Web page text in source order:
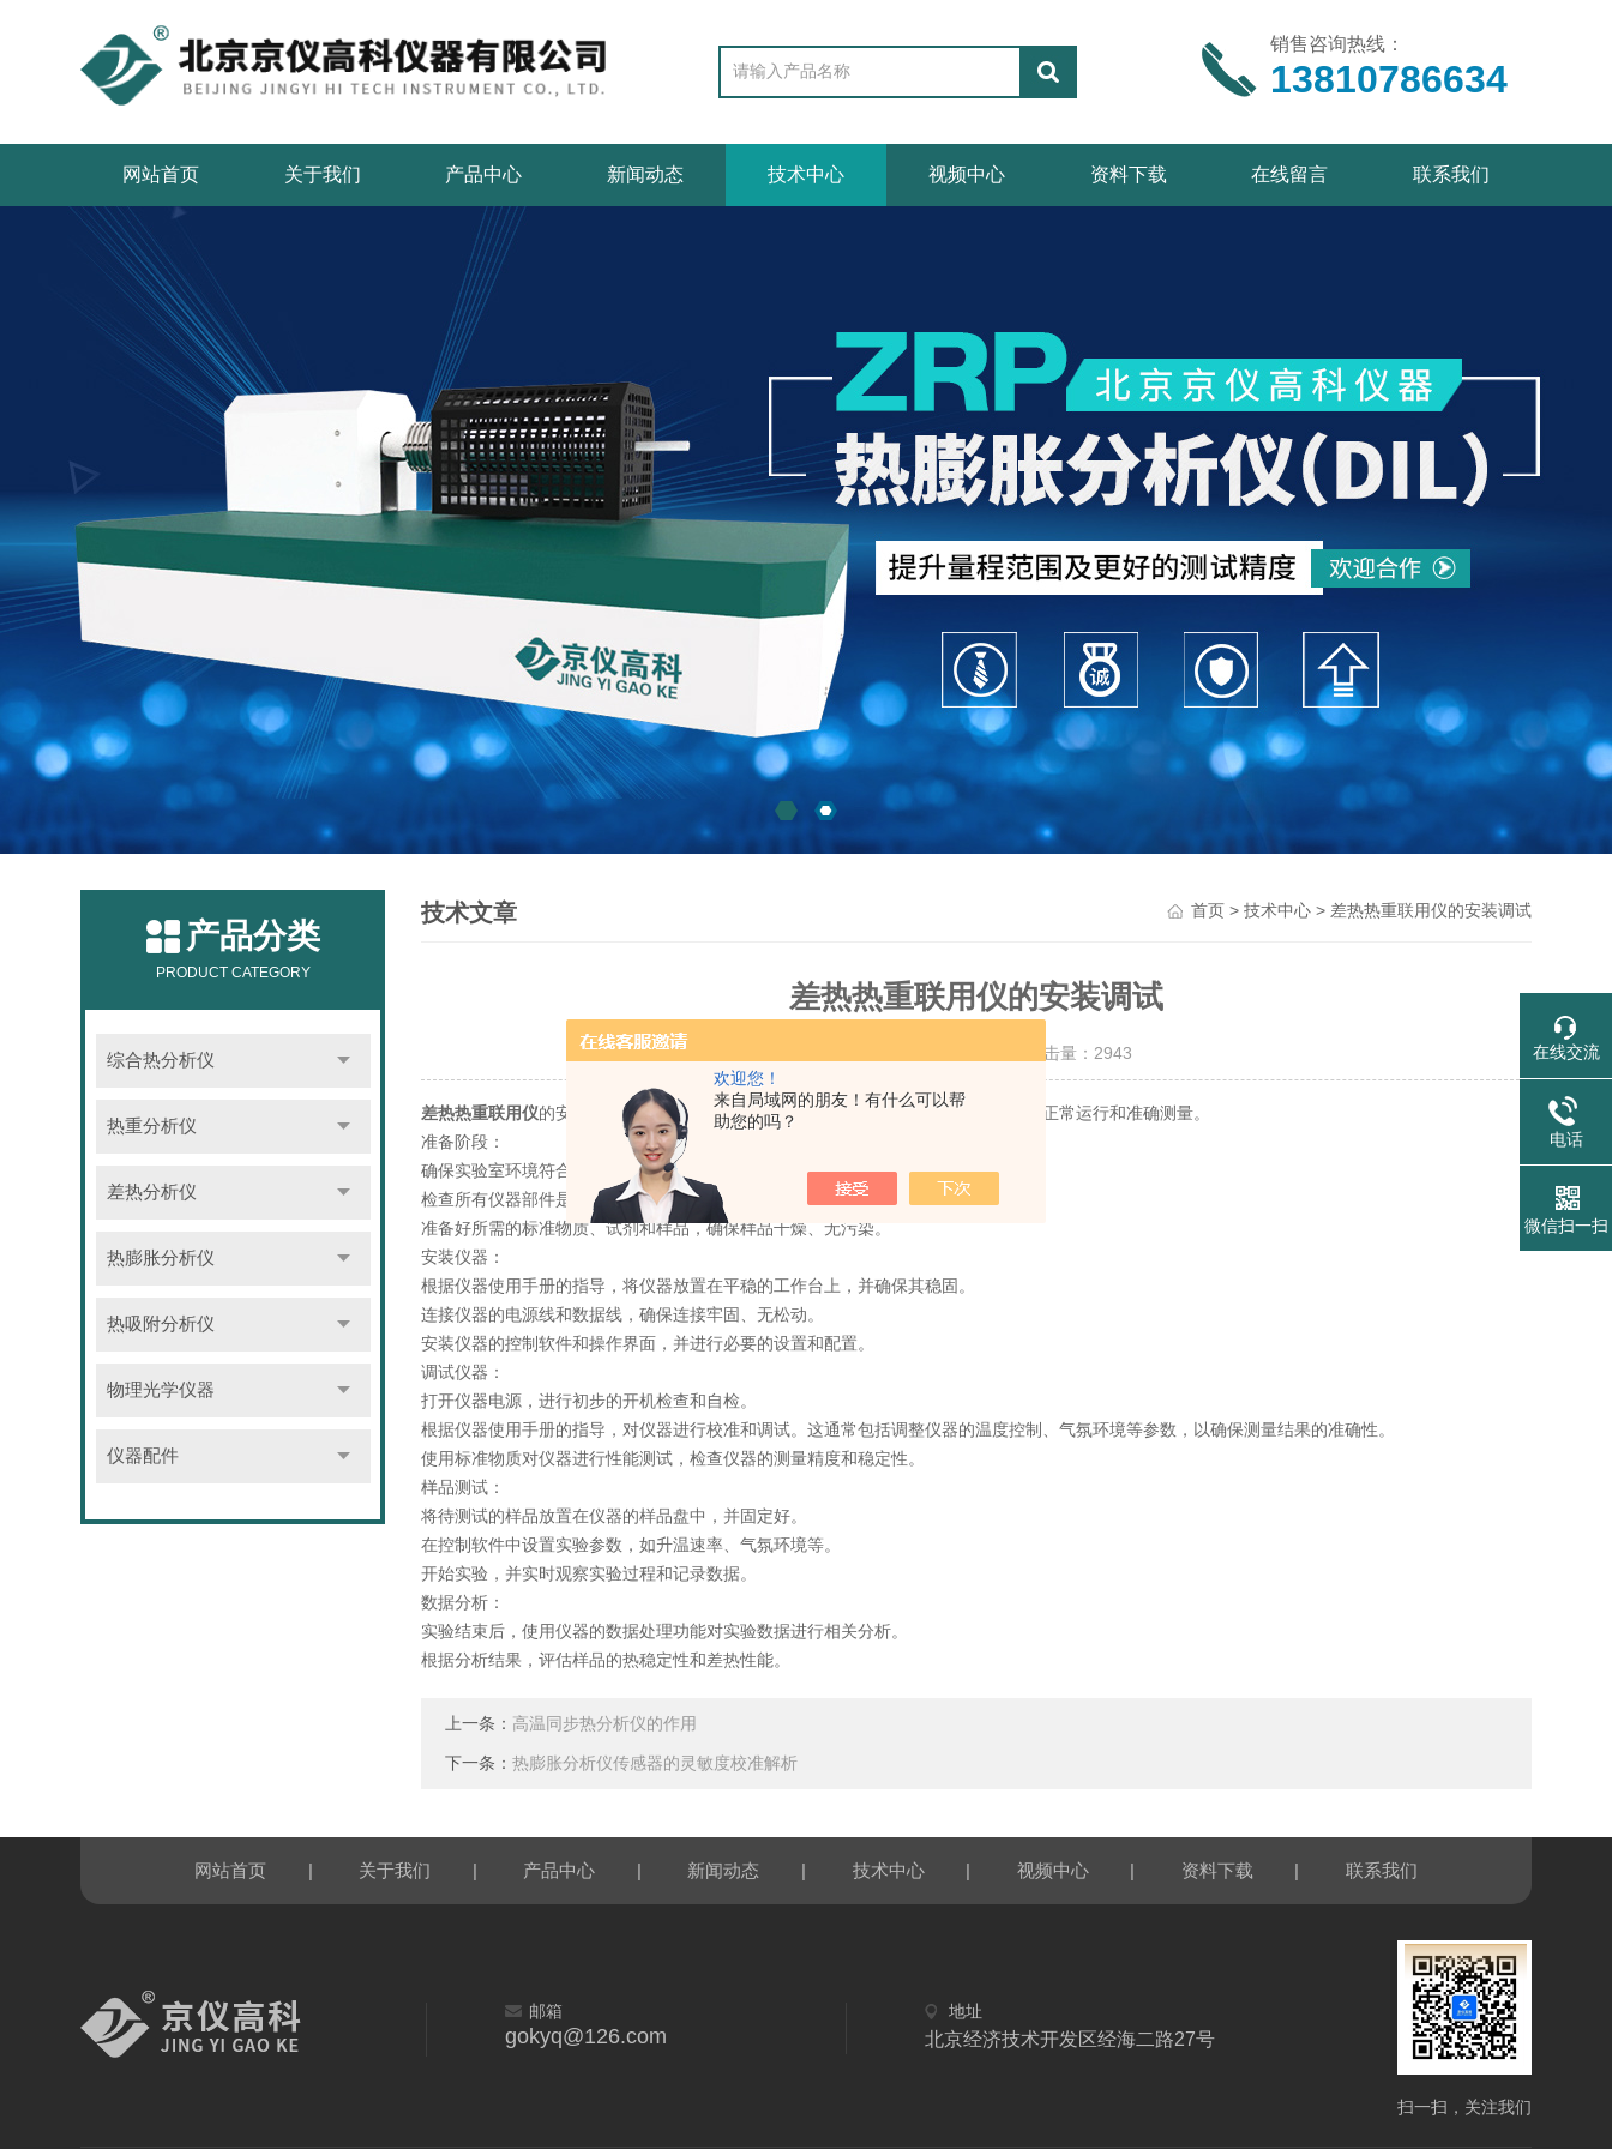
欢迎您！
来自局域网的朋友！有什么可以帮
助您的吗？
销售咨询热线：
13810786634
网站首页 关于我们 产品中心 新闻动态 技术中心 视频中心 资料下载 在线留言 联系我们
产品分类
PRODUCT CATEGORY
综合热分析仪
热重分析仪
差热分析仪
热膨胀分析仪
热吸附分析仪
物理光学仪器
仪器配件
技术文章 首页> 技术中心> 差热热重联用仪的安装调试
差热热重联用仪的安装调试
更新时间：2024-04-25 点击量： 2943
差热热重联用仪的安装调试是一个复杂且重要的过程，它涉及多个步骤以确保仪器的正常运行和准确测量。
准备阶段：
确保实验室环境符合仪器的要求，包括温度、湿度、清洁度等。
检查所有仪器部件是否完整，无损坏或缺失。
准备好所需的标准物质、试剂和样品，确保样品干燥、无污染。
安装仪器：
根据仪器使用手册的指导，将仪器放置在平稳的工作台上，并确保其稳固。
连接仪器的电源线和数据线，确保连接牢固、无松动。
安装仪器的控制软件和操作界面，并进行必要的设置和配置。
调试仪器：
打开仪器电源，进行初步的开机检查和自检。
根据仪器使用手册的指导，对仪器进行校准和调试。这通常包括调整仪器的温度控制、气氛环境等参数，以确保测量结果的准确性。
使用标准物质对仪器进行性能测试，检查仪器的测量精度和稳定性。
样品测试：
将待测试的样品放置在仪器的样品盘中，并固定好。
在控制软件中设置实验参数，如升温速率、气氛环境等。
开始实验，并实时观察实验过程和记录数据。
数据分析：
实验结束后，使用仪器的数据处理功能对实验数据进行相关分析。
根据分析结果，评估样品的热稳定性和差热性能。
上一条： 高温同步热分析仪的作用
下一条：热膨胀分析仪传感器的灵敏度校准解析
网站首页 | 关于我们 | 产品中心 | 新闻动态 | 技术中心 | 视频中心 | 资料下载 | 联系我们
邮箱
gokyq@126.com
地址
北京经济技术开发区经海二路27号
扫一扫，关注我们
在线交流
电话
微信扫一扫